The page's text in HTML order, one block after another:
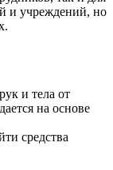
и учреждений, но
и тела от
на основе
средства